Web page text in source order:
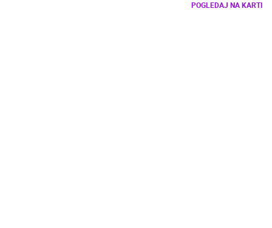
POGLEDAJ NA KARTI